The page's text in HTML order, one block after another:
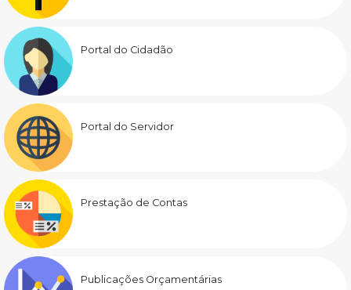
Portal do Cidadão
Portal do Servidor
Prestação de Contas
Publicações Orçamentárias